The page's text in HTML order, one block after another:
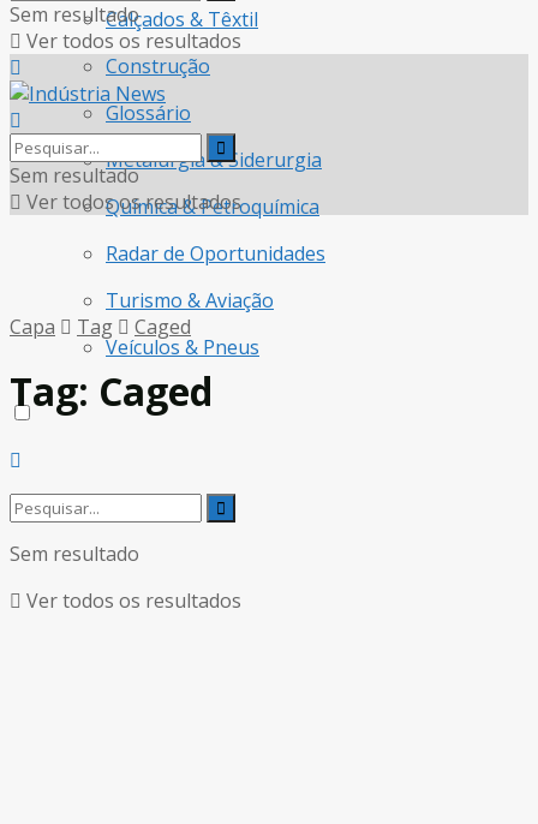
Calçados & Têxtil
Construção
Glossário
Metalurgia & Siderurgia
Química & Petroquímica
Radar de Oportunidades
Turismo & Aviação
Veículos & Pneus
Sem resultado
Ver todos os resultados
Sem resultado
Ver todos os resultados
Sem resultado
Ver todos os resultados
Capa Tag Caged
Tag: Caged